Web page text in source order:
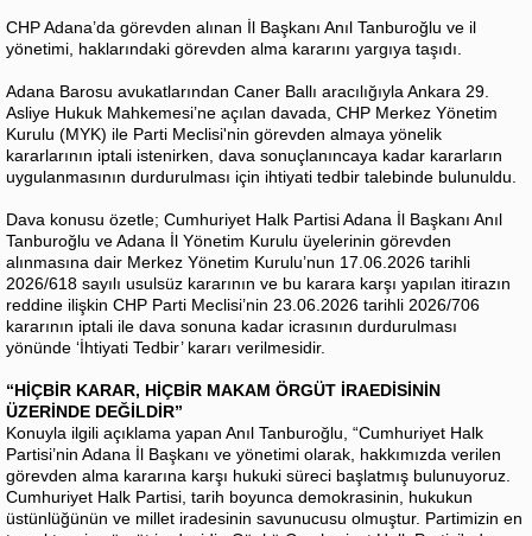
CHP Adana’da görevden alınan İl Başkanı Anıl Tanburoğlu ve il
yönetimi, haklarındaki görevden alma kararını yargıya taşıdı.
Adana Barosu avukatlarından Caner Ballı aracılığıyla Ankara 29.
Asliye Hukuk Mahkemesi’ne açılan davada, CHP Merkez Yönetim
Kurulu (MYK) ile Parti Meclisi'nin görevden almaya yönelik
kararlarının iptali istenirken, dava sonuçlanıncaya kadar kararların
uygulanmasının durdurulması için ihtiyati tedbir talebinde bulunuldu.
Dava konusu özetle; Cumhuriyet Halk Partisi Adana İl Başkanı Anıl
Tanburoğlu ve Adana İl Yönetim Kurulu üyelerinin görevden
alınmasına dair Merkez Yönetim Kurulu’nun 17.06.2026 tarihli
2026/618 sayılı usulsüz kararının ve bu karara karşı yapılan itirazın
reddine ilişkin CHP Parti Meclisi’nin 23.06.2026 tarihli 2026/706
kararının iptali ile dava sonuna kadar icrasının durdurulması
yönünde ‘İhtiyati Tedbir’ kararı verilmesidir.
“HİÇBİR KARAR, HİÇBİR MAKAM ÖRGÜT İRAEDİSİNİN
ÜZERİNDE DEĞİLDİR”
Konuyla ilgili açıklama yapan Anıl Tanburoğlu, “Cumhuriyet Halk
Partisi’nin Adana İl Başkanı ve yönetimi olarak, hakkımızda verilen
görevden alma kararına karşı hukuki süreci başlatmış bulunuyoruz.
Cumhuriyet Halk Partisi, tarih boyunca demokrasinin, hukukun
üstünlüğünün ve millet iradesinin savunucusu olmuştur. Partimizin en